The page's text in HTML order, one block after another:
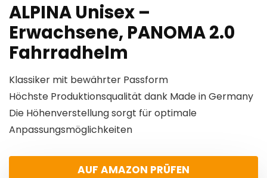
ALPINA Unisex –
Erwachsene, PANOMA 2.0
Fahrradhelm
Klassiker mit bewährter Passform
Höchste Produktionsqualität dank Made in Germany
Die Höhenverstellung sorgt für optimale
Anpassungsmöglichkeiten
AUF AMAZON PRÜFEN